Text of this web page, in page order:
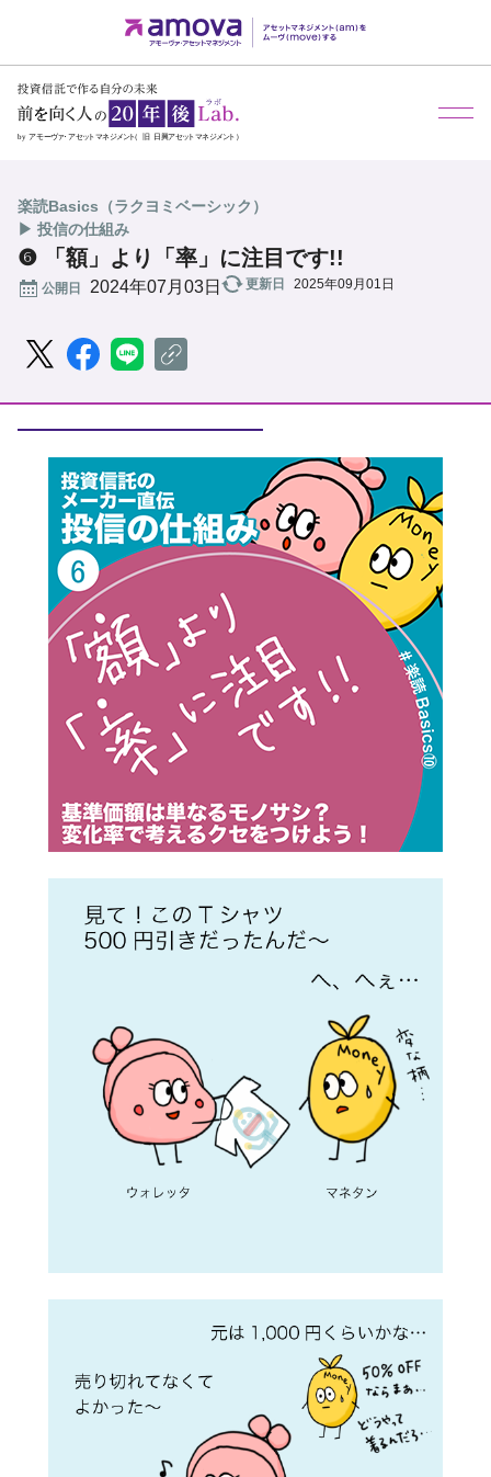
楽読Basics（ラクヨミベーシック）
▶ 投信の仕組み
❻ 「額」より「率」に注目です!!
公開日 更新日 2025年09月01日